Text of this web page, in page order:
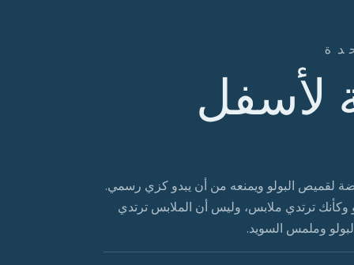
لأسفل
لقميص البولو ويمنعه من أن يبدو كزي رسمي.
وكأنك ترتدي ملابس، وليس أن الملابس ترتدي
وملمس السويد.